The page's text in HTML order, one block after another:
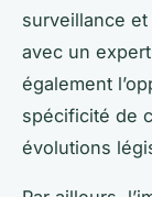
surveillance
avec un
également
spécificité de
évolutions